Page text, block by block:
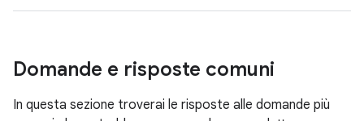
Domande e risposte comuni
In questa sezione troverai le risposte alle domande più